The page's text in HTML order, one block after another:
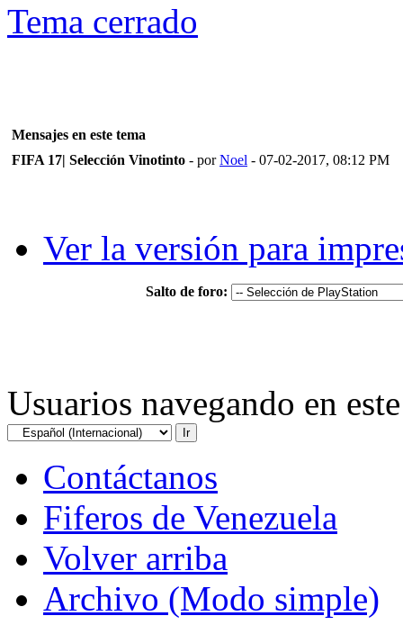
Tema cerrado
Mensajes en este tema
FIFA 17| Selección Vinotinto - porNoel - 07-02-2017, 08:12 PM
Ver la versión para
Salto de foro:
Usuarios navegando en
Contáctanos
Fiferos de Venezuela
Volver arriba
Archivo (Modo simple)